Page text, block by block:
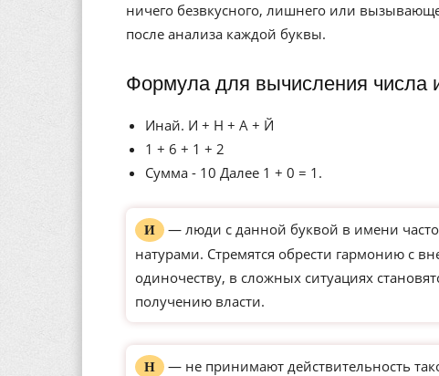
ничего безвкусного, лишнего или
после анализа каждой буквы.
Формула для вычисления числа
Инай. И + Н + А + Й
1 + 6 + 1 + 2
Сумма - 10 Далее 1 + 0 = 1.
И
— люди с данной буквой в имени
натурами. Стремятся обрести гармонию с
одиночеству, в сложных ситуациях
получению власти.
Н
— не принимают действительность